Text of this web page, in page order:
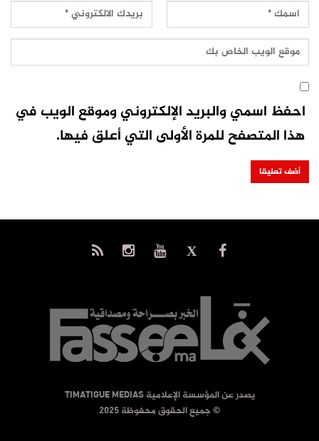
احفظ اسمي والبريد الإلكتروني وموقع الويب في
هذا المتصفح للمرة الأولى التي أعلق فيها.
يصدر عن المؤسسة الإعلامية TIMATIGUE MEDIAS
© جميع الحقوق محفوظة 2025